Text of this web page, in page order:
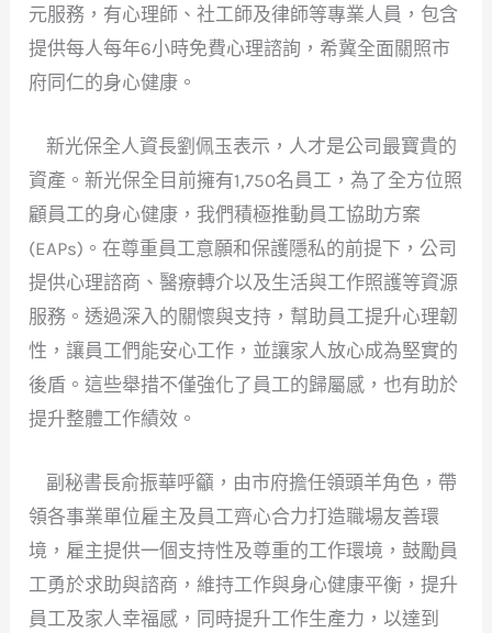
元服務，有心理師、社工師及律師等專業人員，包含
提供每人每年6小時免費心理諮詢，希冀全面關照市
府同仁的身心健康。
新光保全人資長劉佩玉表示，人才是公司最寶貴的
資產。新光保全目前擁有1,750名員工，為了全方位照
顧員工的身心健康，我們積極推動員工協助方案
(EAPs)。在尊重員工意願和保護隱私的前提下，公司
提供心理諮商、醫療轉介以及生活與工作照護等資源
服務。透過深入的關懷與支持，幫助員工提升心理韌
性，讓員工們能安心工作，並讓家人放心成為堅實的
後盾。這些舉措不僅強化了員工的歸屬感，也有助於
提升整體工作績效。
副秘書長俞振華呼籲，由市府擔任領頭羊角色，帶
領各事業單位雇主及員工齊心合力打造職場友善環
境，雇主提供一個支持性及尊重的工作環境，鼓勵員
工勇於求助與諮商，維持工作與身心健康平衡，提升
員工及家人幸福感，同時提升工作生產力，以達到